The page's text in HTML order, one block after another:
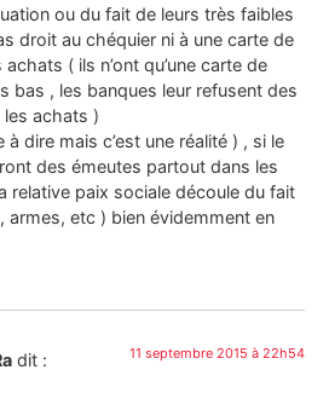
ou du fait de leurs très faibles
droit au chéquier ni à une carte de
( ils n’ont qu’une carte de
bas , les banques leur refusent des
achats )
à dire mais c’est une réalité ) , si le
des émeutes partout dans les
relative paix sociale découle du fait
armes, etc ) bien évidemment en
dit : 11 septembre 2015 à 22h54